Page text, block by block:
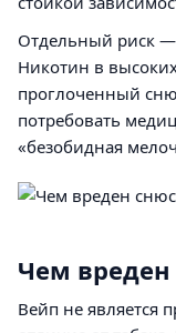
Отдельный риск —
Никотин в
проглоченный
потребовать
«безобидная
Чем вреден
Вейп не является